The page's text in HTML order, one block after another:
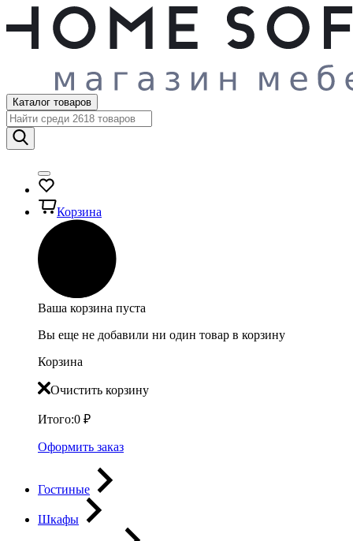
Каталог товаров
Корзина
Ваша корзина пуста
Вы еще не добавили ни один товар в корзину
Корзина
Очистить корзину
Итого:0 ₽
Оформить заказ
Гостиные
Шкафы